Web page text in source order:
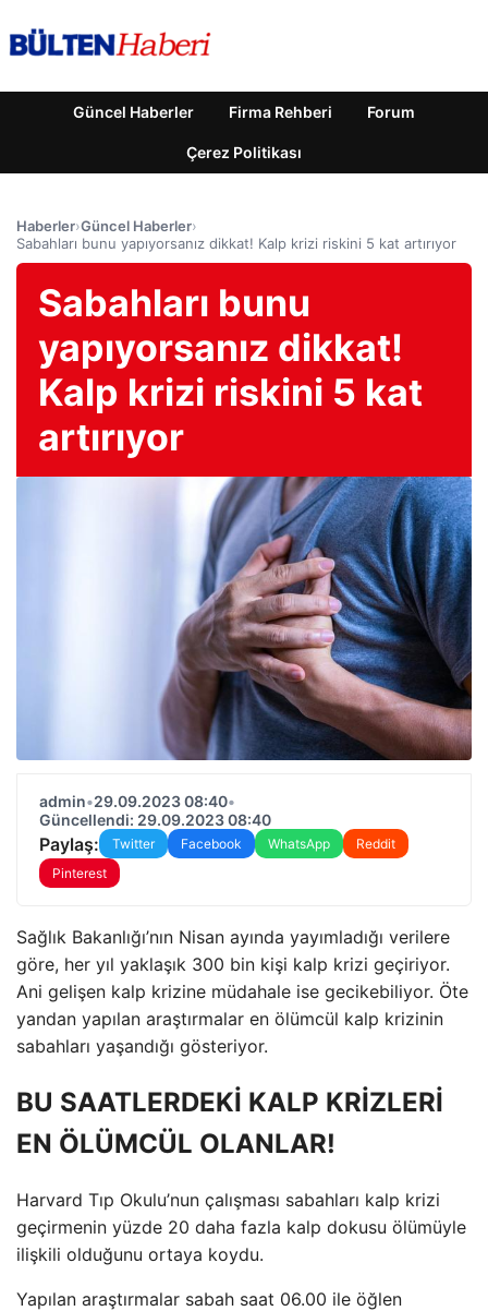
Güncel Haberler Firma Rehberi Forum
Çerez Politikası
Haberler›Güncel Haberler›
Sabahları bunu yapıyorsanız dikkat! Kalp krizi riskini 5 kat artırıyor
Sabahları bunu
yapıyorsanız dikkat!
Kalp krizi riskini 5 kat
artırıyor
admin•29.09.2023 08:40•
Güncellendi: 29.09.2023 08:40
Paylaş: Twitter Facebook WhatsApp
Reddit
Pinterest
Sağlık Bakanlığı’nın Nisan ayında yayımladığı verilere
göre, her yıl yaklaşık 300 bin kişi kalp krizi geçiriyor.
Ani gelişen kalp krizine müdahale ise gecikebiliyor. Öte
yandan yapılan araştırmalar en ölümcül kalp krizinin
sabahları yaşandığı gösteriyor.
BU SAATLERDEKİ KALP KRİZLERİ
EN ÖLÜMCÜL OLANLAR!
Harvard Tıp Okulu’nun çalışması sabahları kalp krizi
geçirmenin yüzde 20 daha fazla kalp dokusu ölümüyle
ilişkili olduğunu ortaya koydu.
Yapılan araştırmalar sabah saat 06.00 ile öğlen